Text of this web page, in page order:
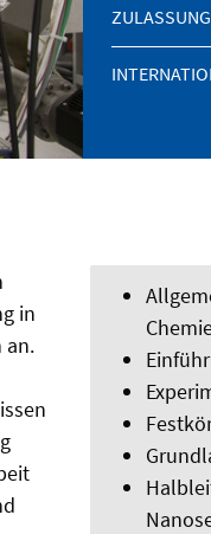
ZULASSUNG
in
an.